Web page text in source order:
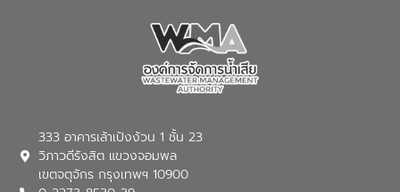
333 อาคารเล้าเป้งง้วน 1 ชั้น 23
วิภาวดีรังสิต แขวงจอมพล
เขตจตุจักร กรุงเทพฯ 10900